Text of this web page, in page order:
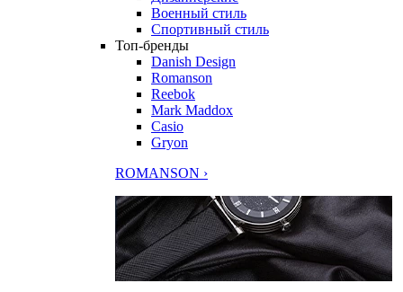
Военный стиль
Спортивный стиль
Топ-бренды
Danish Design
Romanson
Reebok
Mark Maddox
Casio
Gryon
ROMANSON ›